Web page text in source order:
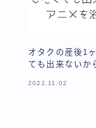
オタクの産後1
ても出来ないか
2022.11.02